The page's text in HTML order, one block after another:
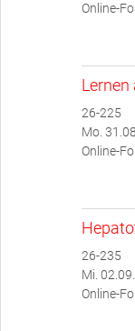
Online-
26-225
Mo.
Online-
26-235
Mi.
Online-